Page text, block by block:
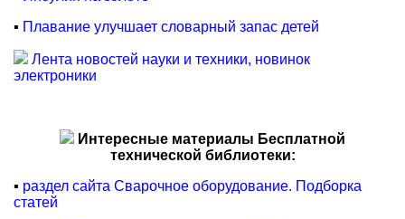
▪ Плавание улучшает словарный запас детей
Лента новостей науки и техники, новинок
электроники
Интересные материалы Бесплатной
технической библиотеки:
▪ раздел сайта Сварочное оборудование. Подборка
статей